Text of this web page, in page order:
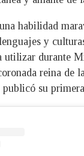
habilidad
y
utilizar durante
reina de
publicó su